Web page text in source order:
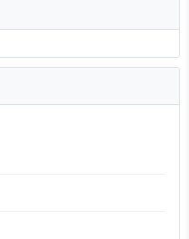
여있는 몹..